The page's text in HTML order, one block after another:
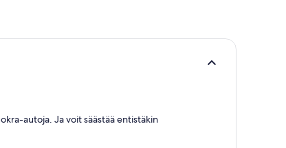
autoja. Ja voit säästää entistäkin